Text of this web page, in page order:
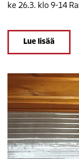
ke 26.3. klo 9-14
Lue lisää